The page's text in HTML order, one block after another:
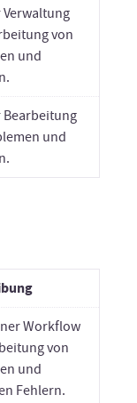
Verwaltung
von
und
Bearbeitung
und
Workflow
von
und
Fehlern.